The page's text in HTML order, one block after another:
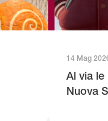
14 Mag
Al via le
Nuova